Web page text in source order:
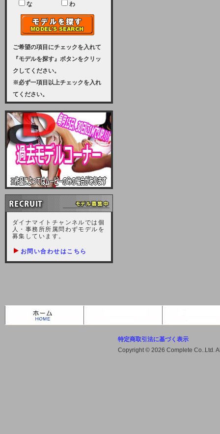
けいたしまして申し訳ございませ
ん。
2023-08-31 (木)
【サーバーメンテナンス実施のお知
らせ】
2023年 9月10日（日曜日）午前8：
サーバーメンテナンスを実施いたし
ます。その為、アクセスはできませ
ますが、ご理解の程を宜しくお願い
致します。
2022-09-01 (木)
【サーバーメンテナンスのお知ら
せ】
9月10日（土曜日）AM6：00から
AM8：00（予定）サーバーメンテ
ナンスを致します。ご迷惑をおかけ
しますが、宜しくお願い致します。
2021-10-22 (金)
2021/10/7に起きました地震によ
不安定な状況もあります。会員様に
は、ご不便をお掛けしますが宜しく
な わ
ご希望の項目にチェックを入れて
『モデルを探す』ボタンをクリッ
クしてください。
※必ず一項目以上チェックを入れ
てください。
ダイナマイトチャンネルでは個
人・事務所所属問わずモデルを
募集しています。
お問い合わせはこちら
特定商取引法に基づく表示
Copyright © 2026 Complete Co..Ltd.